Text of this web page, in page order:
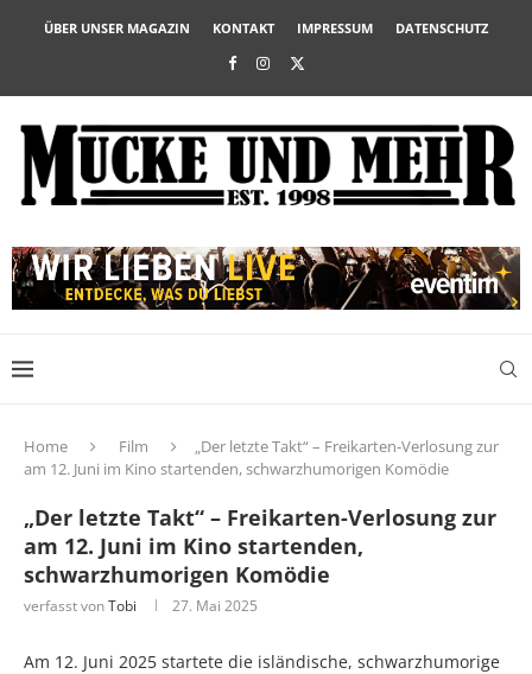
ÜBER UNSER MAGAZIN KONTAKT IMPRESSUM DATENSCHUTZ
Home Film
„Der letzte Takt“ – Freikarten-Verlosung zur
am 12. Juni im Kino startenden, schwarzhumorigen Komödie
„Der letzte Takt“ – Freikarten-Verlosung zur
am 12. Juni im Kino startenden,
schwarzhumorigen Komödie
verfasst vonTobi 27. Mai 2025
Am 12. Juni 2025 startete die isländische, schwarzhumorige